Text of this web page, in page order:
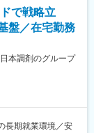
市場向けに調整
法やプロモーショ
で戦略立
盤／在宅勤務
本調剤のグループ
長期就業環境／安